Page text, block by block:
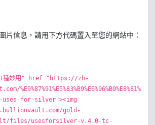
片信息，請用下方代碼置入至您的網站中：
種妙用" href="https://zh-
for-silver"><img
gold-
files/usesforsilver-v.4.0-tc-